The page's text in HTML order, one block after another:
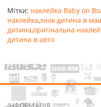
Мітки: наклейка Baby on
наклейка,знак дитина в
дитина,оригінальна
дитина в авто